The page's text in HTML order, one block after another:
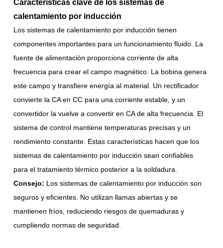
Características clave de los sistemas de
calentamiento por inducción
Los sistemas de calentamiento por inducción tienen
componentes importantes para un funcionamiento fluido. La
fuente de alimentación proporciona corriente de alta
frecuencia para crear el campo magnético. La bobina genera
este campo y transfiere energía al material. Un rectificador
convierte la CA en CC para una corriente estable, y un
convertidor la vuelve a convertir en CA de alta frecuencia. El
sistema de control mantiene temperaturas precisas y un
rendimiento constante. Estas características hacen que los
sistemas de calentamiento por inducción sean confiables
para el tratamiento térmico posterior a la soldadura.
Consejo: Los sistemas de calentamiento por inducción son
seguros y eficientes. No utilizan llamas abiertas y se
mantienen fríos, reduciendo riesgos de quemaduras y
cumpliendo normas de seguridad.